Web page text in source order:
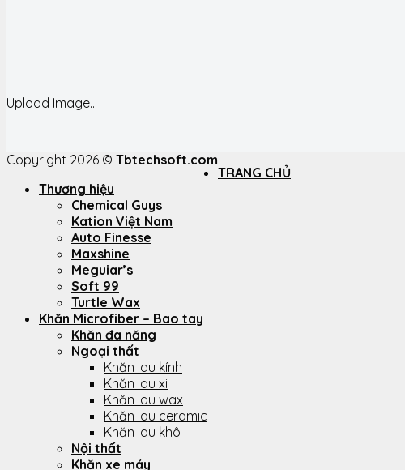
Upload Image...
Copyright 2026 © Tbtechsoft.com
TRANG CHỦ
Thương hiệu
Chemical Guys
Kation Việt Nam
Auto Finesse
Maxshine
Meguiar’s
Soft 99
Turtle Wax
Khăn Microfiber – Bao tay
Khăn đa năng
Ngoại thất
Khăn lau kính
Khăn lau xi
Khăn lau wax
Khăn lau ceramic
Khăn lau khô
Nội thất
Khăn xe máy